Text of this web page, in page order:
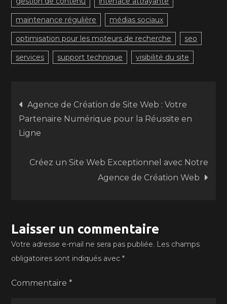
maintenance régulière médias sociaux
optimisation pour les moteurs de recherche seo
services support technique visibilité du site
Navigation
de
l’article
Agence de Création de Site Web : Votre
Partenaire Numérique pour la Réussite en
Ligne
Créez un Site Web Exceptionnel avec Notre
Agence de Création Web
Laisser un commentaire
Votre adresse e-mail ne sera pas publiée. Les champs
obligatoires sont indiqués avec*
Commentaire*